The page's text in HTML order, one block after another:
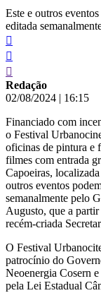
Este e outros
editada
Redação
02/08/2024 | 16:15
Financiado com
o Festival
oficinas de pintura e
filmes com entrada
Capoeiras,
outros eventos
semanalmente pelo
Augusto, que a partir
recém-criada
O Festival
patrocínio do
Neoenergia Cosern
pela Lei Estadual